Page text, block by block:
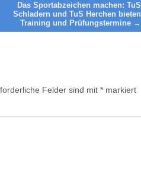
Das Sportabzeichen machen: TuS
Schladern und TuS Herchen bieten
Training und Prüfungstermine →
Felder sind mit * markiert